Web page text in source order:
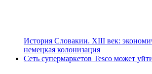
История Словакии. XIII век:
немецкая колонизация
Сеть супермаркетов Tesco может